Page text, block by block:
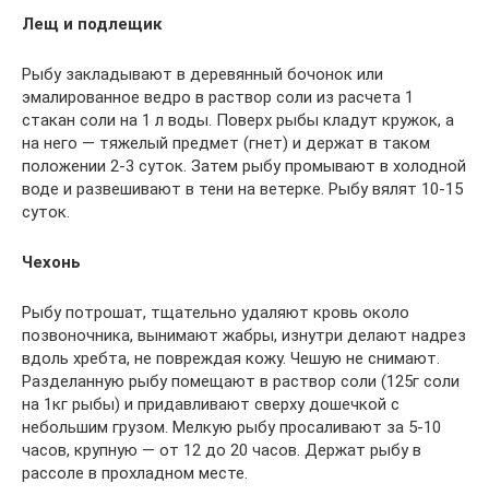
Лещ и подлещик
Рыбу закладывают в деревянный бочонок или
эмалированное ведро в раствор соли из расчета 1
стакан соли на 1 л воды. Поверх рыбы кладут кружок, а
на него — тяжелый предмет (гнет) и держат в таком
положении 2-3 суток. Затем рыбу промывают в холодной
воде и развешивают в тени на ветерке. Рыбу вялят 10-15
суток.
Чехонь
Рыбу потрошат, тщательно удаляют кровь около
позвоночника, вынимают жабры, изнутри делают надрез
вдоль хребта, не повреждая кожу. Чешую не снимают.
Разделанную рыбу помещают в раствор соли (125г соли
на 1кг рыбы) и придавливают сверху дошечкой с
небольшим грузом. Мелкую рыбу просаливают за 5-10
часов, крупную — от 12 до 20 часов. Держат рыбу в
рассоле в прохладном месте.